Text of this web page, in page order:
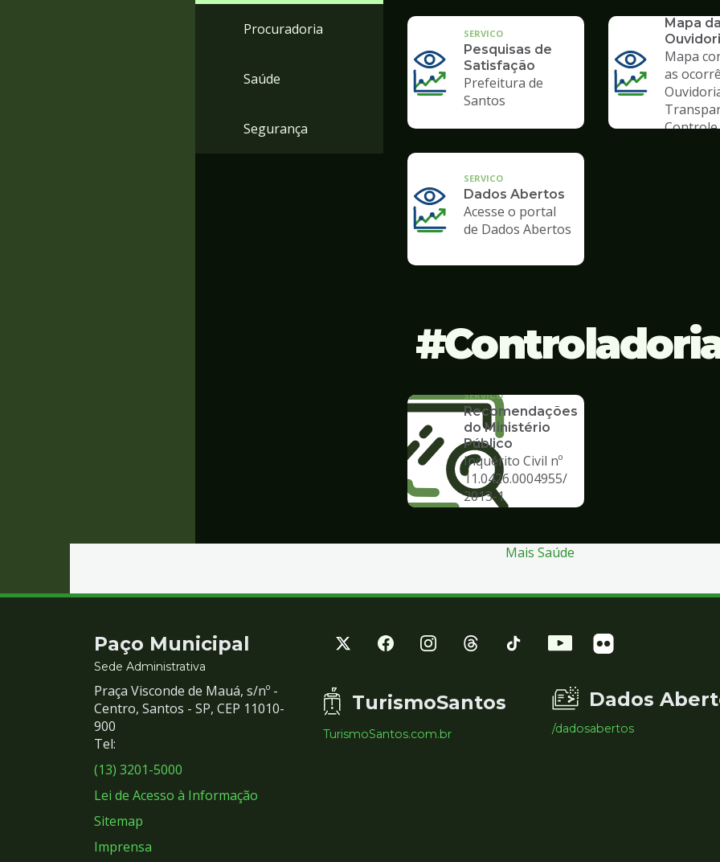
Procuradoria
Saúde
Segurança
SERVICO
Pesquisas de
Satisfação
Prefeitura de
Santos
Mapa
Mapa
as
Controle
SERVICO
Dados Abertos
Acesse o portal
de Dados Abertos
SERVICO
Recomendações
do Ministério
Público
Inquérito Civil nº
11.0426.0004955/
2013-1
Mais Saúde
Contato
e
Redes
Sociais
Paço Municipal
Sede Administrativa
Praça Visconde de Mauá, s/nº -
Centro, Santos - SP, CEP 11010-
900
Tel:
(13) 3201-5000
Lei de Acesso à Informação
Sitemap
Imprensa
TurismoSantos
TurismoSantos.com.br
Dados
/dadosabertos